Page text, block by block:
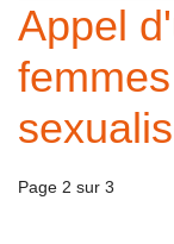
Appel
Page 2 sur 3